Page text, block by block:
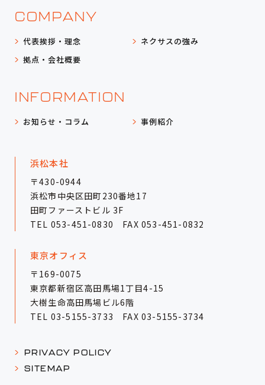
COMPANY
代表挨拶・理念
拠点・会社概要
ネクサスの強み
INFORMATION
お知らせ・コラム 事例紹介
浜松本社
〒430-0944
浜松市中央区田町230番地17
田町ファーストビル 3F
TEL 053-451-0830 FAX 053-451-0832
東京オフィス
〒169-0075
東京都新宿区高田馬場1丁目4-15
大樹生命高田馬場ビル6階
TEL 03-5155-3733 FAX 03-5155-3734
PRIVACY POLICY
SITEMAP